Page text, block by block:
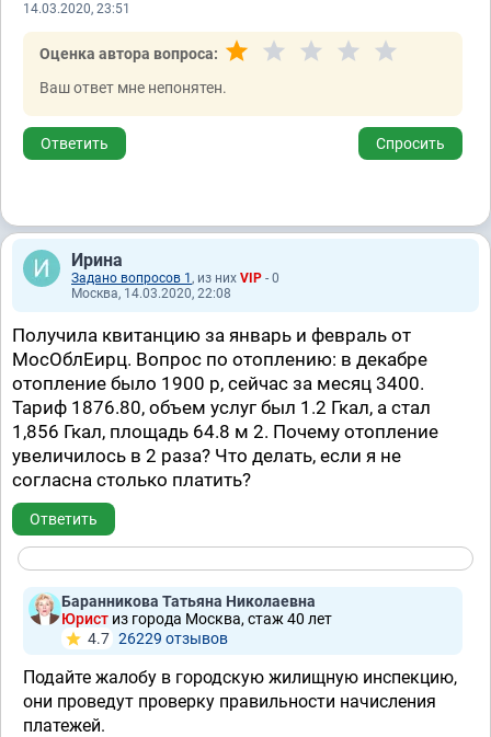
14.03.2020, 23:51
Оценка автора вопроса:
Ваш ответ мне непонятен.
Ответить Спросить
Ирина
Задано вопросов 1 , из них VIP - 0
Москва, 14.03.2020, 22:08
Получила квитанцию за январь и февраль от
МосОблЕирц. Вопрос по отоплению: в декабре
отопление было 1900 р, сейчас за месяц 3400.
Тариф 1876.80, объем услуг был 1.2 Гкал, а стал
1,856 Гкал, площадь 64.8 м 2. Почему отопление
увеличилось в 2 раза? Что делать, если я не
согласна столько платить?
Ответить
Баранникова Татьяна Николаевна
Юрист из города Москва, стаж 40 лет
4.7 26229 отзывов
Подайте жалобу в городскую жилищную инспекцию,
они проведут проверку правильности начисления
платежей.